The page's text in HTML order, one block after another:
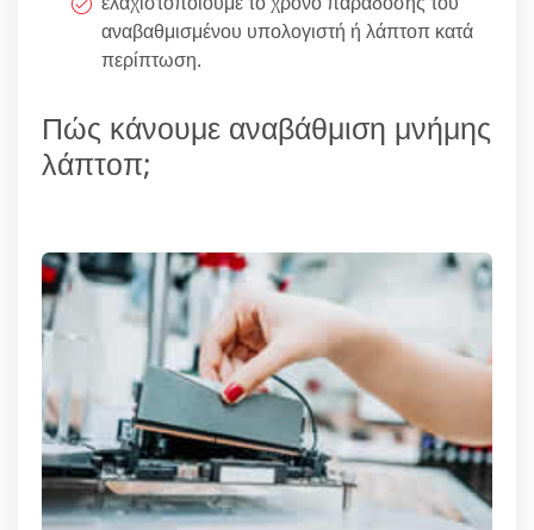
αναβαθμισμένου υπολογιστή ή λάπτοπ κατά
περίπτωση.
Πώς κάνουμε αναβάθμιση μνήμης
λάπτοπ;